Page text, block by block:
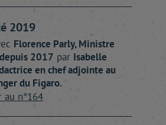
2019
Florence Parly, Ministre
2017 par Isabelle
en chef adjointe au
du Figaro.
au n°164